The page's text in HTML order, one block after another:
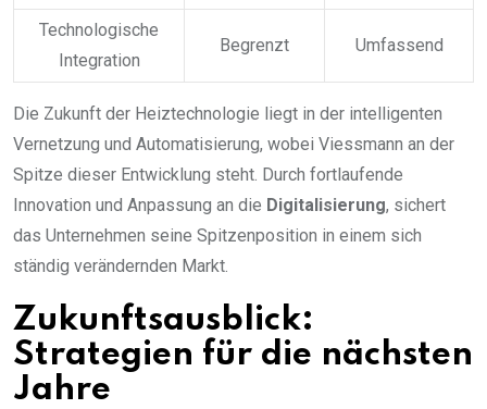
Technologische
Integration
Begrenzt Umfassend
Die Zukunft der Heiztechnologie liegt in der intelligenten
Vernetzung und Automatisierung, wobei Viessmann an der
Spitze dieser Entwicklung steht. Durch fortlaufende
Innovation und Anpassung an die Digitalisierung, sichert
das Unternehmen seine Spitzenposition in einem sich
ständig verändernden Markt.
Zukunftsausblick:
Strategien für die nächsten
Jahre